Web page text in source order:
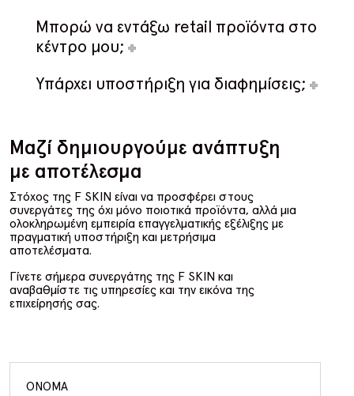
Μπορώ να εντάξω retail προϊόντα στο
κέντρο μου;
Υπάρχει υποστήριξη για διαφημίσεις;
Μαζί δημιουργούμε ανάπτυξη
με αποτέλεσμα
Στόχος της F SKIN είναι να προσφέρει στους
συνεργάτες της όχι μόνο ποιοτικά προϊόντα, αλλά μια
ολοκληρωμένη εμπειρία επαγγελματικής εξέλιξης με
πραγματική υποστήριξη και μετρήσιμα
αποτελέσματα.
Γίνετε σήμερα συνεργάτης της F SKIN και
αναβαθμίστε τις υπηρεσίες και την εικόνα της
επιχείρησής σας.